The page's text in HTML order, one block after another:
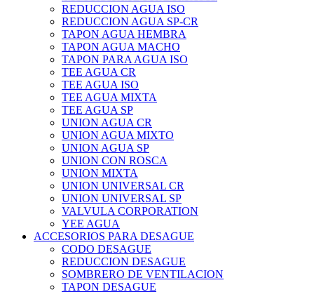
REDUCCION AGUA ISO
REDUCCION AGUA SP-CR
TAPON AGUA HEMBRA
TAPON AGUA MACHO
TAPON PARA AGUA ISO
TEE AGUA CR
TEE AGUA ISO
TEE AGUA MIXTA
TEE AGUA SP
UNION AGUA CR
UNION AGUA MIXTO
UNION AGUA SP
UNION CON ROSCA
UNION MIXTA
UNION UNIVERSAL CR
UNION UNIVERSAL SP
VALVULA CORPORATION
YEE AGUA
ACCESORIOS PARA DESAGUE
CODO DESAGUE
REDUCCION DESAGUE
SOMBRERO DE VENTILACION
TAPON DESAGUE